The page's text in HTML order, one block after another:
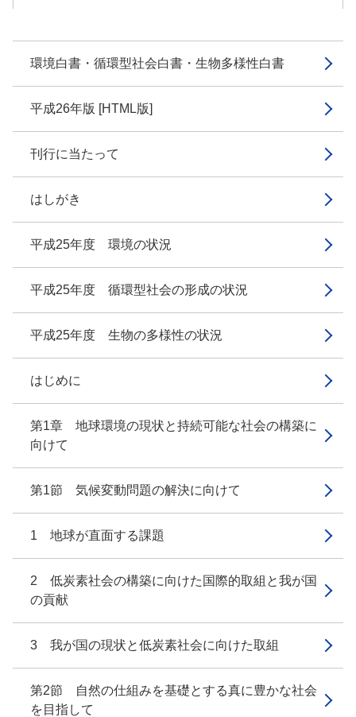
環境白書・循環型社会白書・生物多様性白書
平成26年版 [HTML版]
刊行に当たって
はしがき
平成25年度 環境の状況
平成25年度 循環型社会の形成の状況
平成25年度 生物の多様性の状況
はじめに
第1章 地球環境の現状と持続可能な社会の構築に
向けて
第1節 気候変動問題の解決に向けて
1 地球が直面する課題
2 低炭素社会の構築に向けた国際的取組と我が国
の貢献
3 我が国の現状と低炭素社会に向けた取組
第2節 自然の仕組みを基礎とする真に豊かな社会
を目指して